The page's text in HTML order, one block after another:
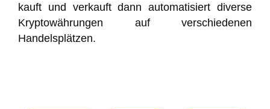
kauft und verkauft dann automatisiert diverse
Kryptowährungen auf verschiedenen
Handelsplätzen.